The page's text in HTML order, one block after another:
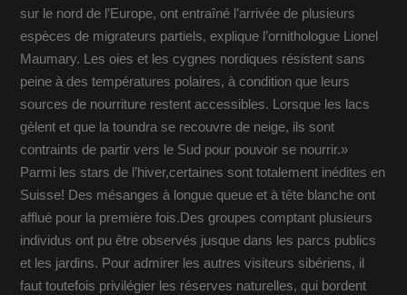
sur le nord de l’Europe, ont entraîné l’arrivée de plusieurs
espèces de migrateurs partiels, explique l’ornithologue Lionel
Maumary. Les oies et les cygnes nordiques résistent sans
peine à des températures polaires, à condition que leurs
sources de nourriture restent accessibles. Lorsque les lacs
gèlent et que la toundra se recouvre de neige, ils sont
contraints de partir vers le Sud pour pouvoir se nourrir.»
Parmi les stars de l’hiver,certaines sont totalement inédites en
Suisse! Des mésanges à longue queue et à tête blanche ont
afflué pour la première fois.Des groupes comptant plusieurs
individus ont pu être observés jusque dans les parcs publics
et les jardins. Pour admirer les autres visiteurs sibériens, il
faut toutefois privilégier les réserves naturelles, qui bordent